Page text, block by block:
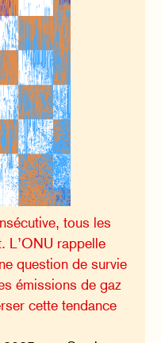
tous les
L’ONU rappelle
question de survie
émissions de gaz
cette tendance